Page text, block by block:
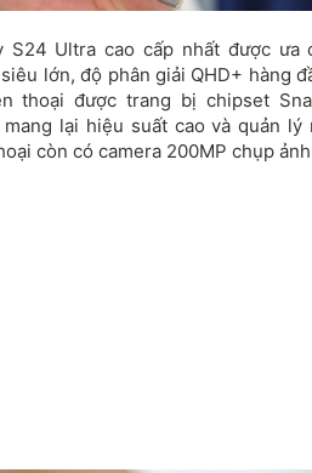
S24 Ultra cao cấp nhất được ưa
lớn, độ phân giải QHD+ hàng
thoại được trang bị chipset
mang lại hiệu suất cao và quản
còn có camera 200MP chụp